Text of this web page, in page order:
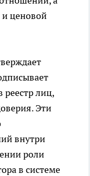
и ценовой
лиц,
Эти
внутри
роли
в системе